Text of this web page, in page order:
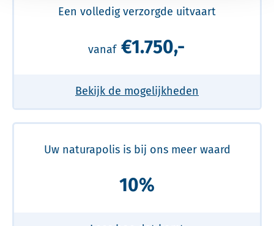
Een volledig verzorgde uitvaart
vanaf €1.750,-
Bekijk de mogelijkheden
Uw naturapolis is bij ons meer waard
10%